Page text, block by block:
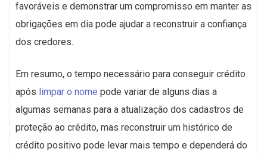
favoráveis e demonstrar um compromisso em manter as
obrigações em dia pode ajudar a reconstruir a confiança
dos credores.
Em resumo, o tempo necessário para conseguir crédito
após limpar o nome pode variar de alguns dias a
algumas semanas para a atualização dos cadastros de
proteção ao crédito, mas reconstruir um histórico de
crédito positivo pode levar mais tempo e dependerá do